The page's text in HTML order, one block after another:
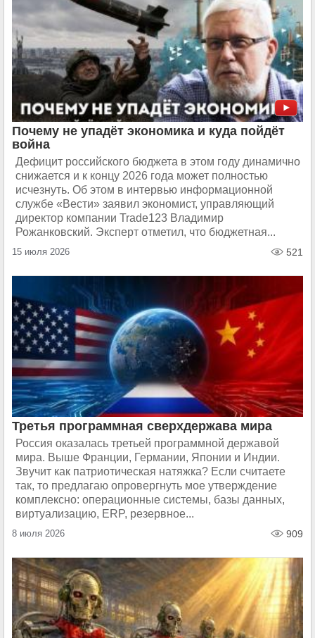
Почему не упадёт экономика и куда пойдёт
война
Дефицит российского бюджета в этом году динамично
снижается и к концу 2026 года может полностью
исчезнуть. Об этом в интервью информационной
службе «Вести» заявил экономист, управляющий
директор компании Trade123 Владимир
Рожанковский. Эксперт отметил, что бюджетная...
15 июля 2026 521
Третья программная сверхдержава мира
Россия оказалась третьей программной державой
мира. Выше Франции, Германии, Японии и Индии.
Звучит как патриотическая натяжка? Если считаете
так, то предлагаю опровергнуть мое утверждение
комплексно: операционные системы, базы данных,
виртуализацию, ERP, резервное...
8 июля 2026 909